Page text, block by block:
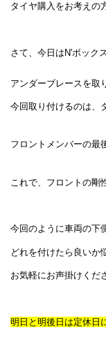
タイヤ購入をお考えの
さて、今日はN'ボック
アンダーブレースを取
今回取り付けるのは、
フロントメンバーの最
これで、フロントの剛
今回のように車両の下
どれを付けたら良いか
お気軽にお声掛けくだ
明日と明後日は定休日